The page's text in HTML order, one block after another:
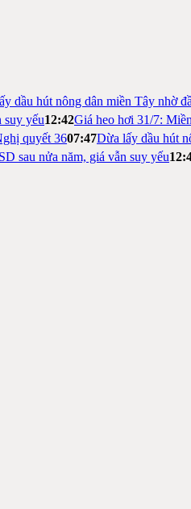
dầu hút nông dân miền Tây nhờ
suy yếu12:42Giá heo hơi 31/7:
quyết 3607:47Dừa lấy dầu hút
sau nửa năm, giá vẫn suy yếu